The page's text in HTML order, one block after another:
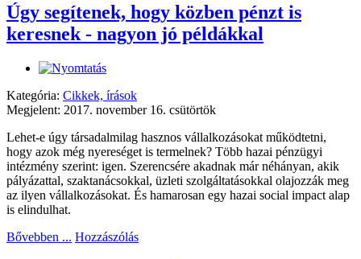
Úgy segítenek, hogy közben pénzt is
keresnek - nagyon jó példákkal
Kategória: Cikkek, írások
Megjelent: 2017. november 16. csütörtök
Lehet-e úgy társadalmilag hasznos vállalkozásokat működtetni,
hogy azok még nyereséget is termelnek? Több hazai pénzügyi
intézmény szerint: igen. Szerencsére akadnak már néhányan, akik
pályázattal, szaktanácsokkal, üzleti szolgáltatásokkal olajozzák meg
az ilyen vállalkozásokat. És hamarosan egy hazai social impact alap
is elindulhat.
Bővebben ... Hozzászólás